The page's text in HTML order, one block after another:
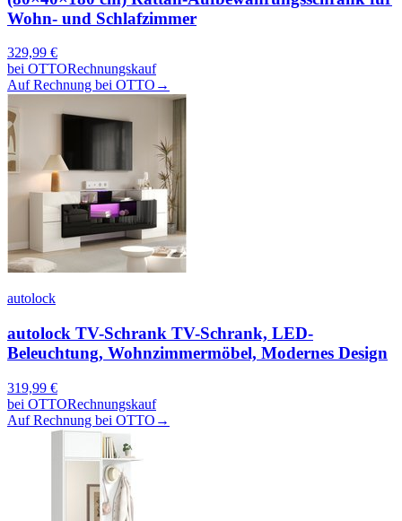
Wohn- und Schlafzimmer
329,99 €
bei OTTORechnungskauf
Auf Rechnung bei OTTO →
autolock
autolock TV-Schrank TV-Schrank, LED-
Beleuchtung, Wohnzimmermöbel, Modernes Design
319,99 €
bei OTTORechnungskauf
Auf Rechnung bei OTTO →